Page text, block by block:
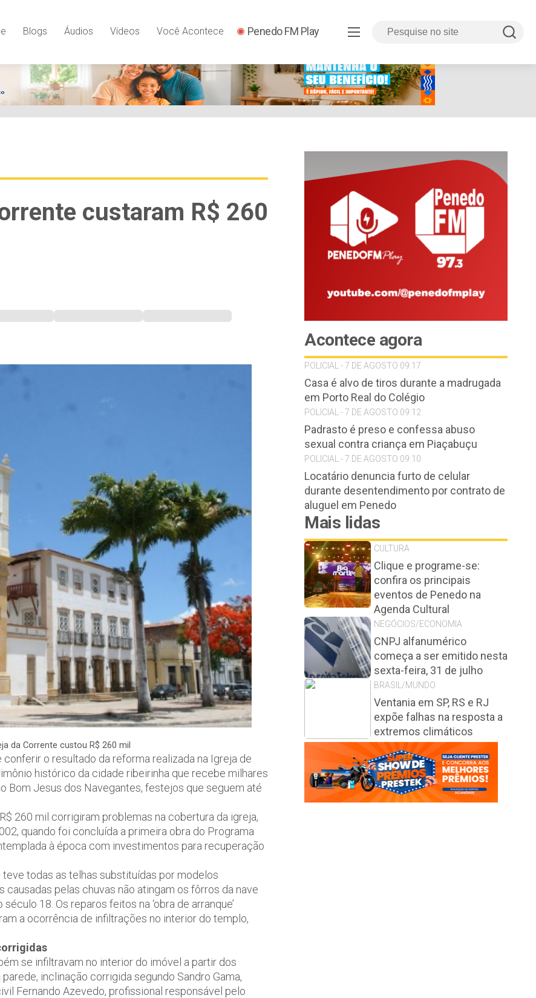
Blogs Áudios Vídeos Você Acontece Penedo FM Play
custaram R$ 260
da Corrente custou R$ 260 mil
o resultado da reforma realizada na Igreja de
histórico da cidade ribeirinha que recebe milhares
Jesus dos Navegantes, festejos que seguem até
260 mil corrigiram problemas na cobertura da igreja,
quando foi concluída a primeira obra do Programa
à época com investimentos para recuperação
todas as telhas substituídas por modelos
pelas chuvas não atingam os fôrros da nave
18. Os reparos feitos na ‘obra de arranque’
a ocorrência de infiltrações no interior do templo,
se infiltravam no interior do imóvel a partir dos
inclinação corrigida segundo Sandro Gama,
Fernando Azevedo, profissional responsável pelo
Acontece agora
POLICIAL - 7 DE AGOSTO 09:17
Casa é alvo de tiros durante a madrugada
em Porto Real do Colégio
POLICIAL - 7 DE AGOSTO 09:12
Padrasto é preso e confessa abuso
sexual contra criança em Piaçabuçu
POLICIAL - 7 DE AGOSTO 09:10
Locatário denuncia furto de celular
durante desentendimento por contrato de
aluguel em Penedo
Mais lidas
CULTURA
Clique e programe-se:
confira os principais
eventos de Penedo na
Agenda Cultural
NEGÓCIOS/ECONOMIA
CNPJ alfanumérico
começa a ser emitido nesta
sexta-feira, 31 de julho
BRASIL/MUNDO
Ventania em SP, RS e RJ
expõe falhas na resposta a
extremos climáticos